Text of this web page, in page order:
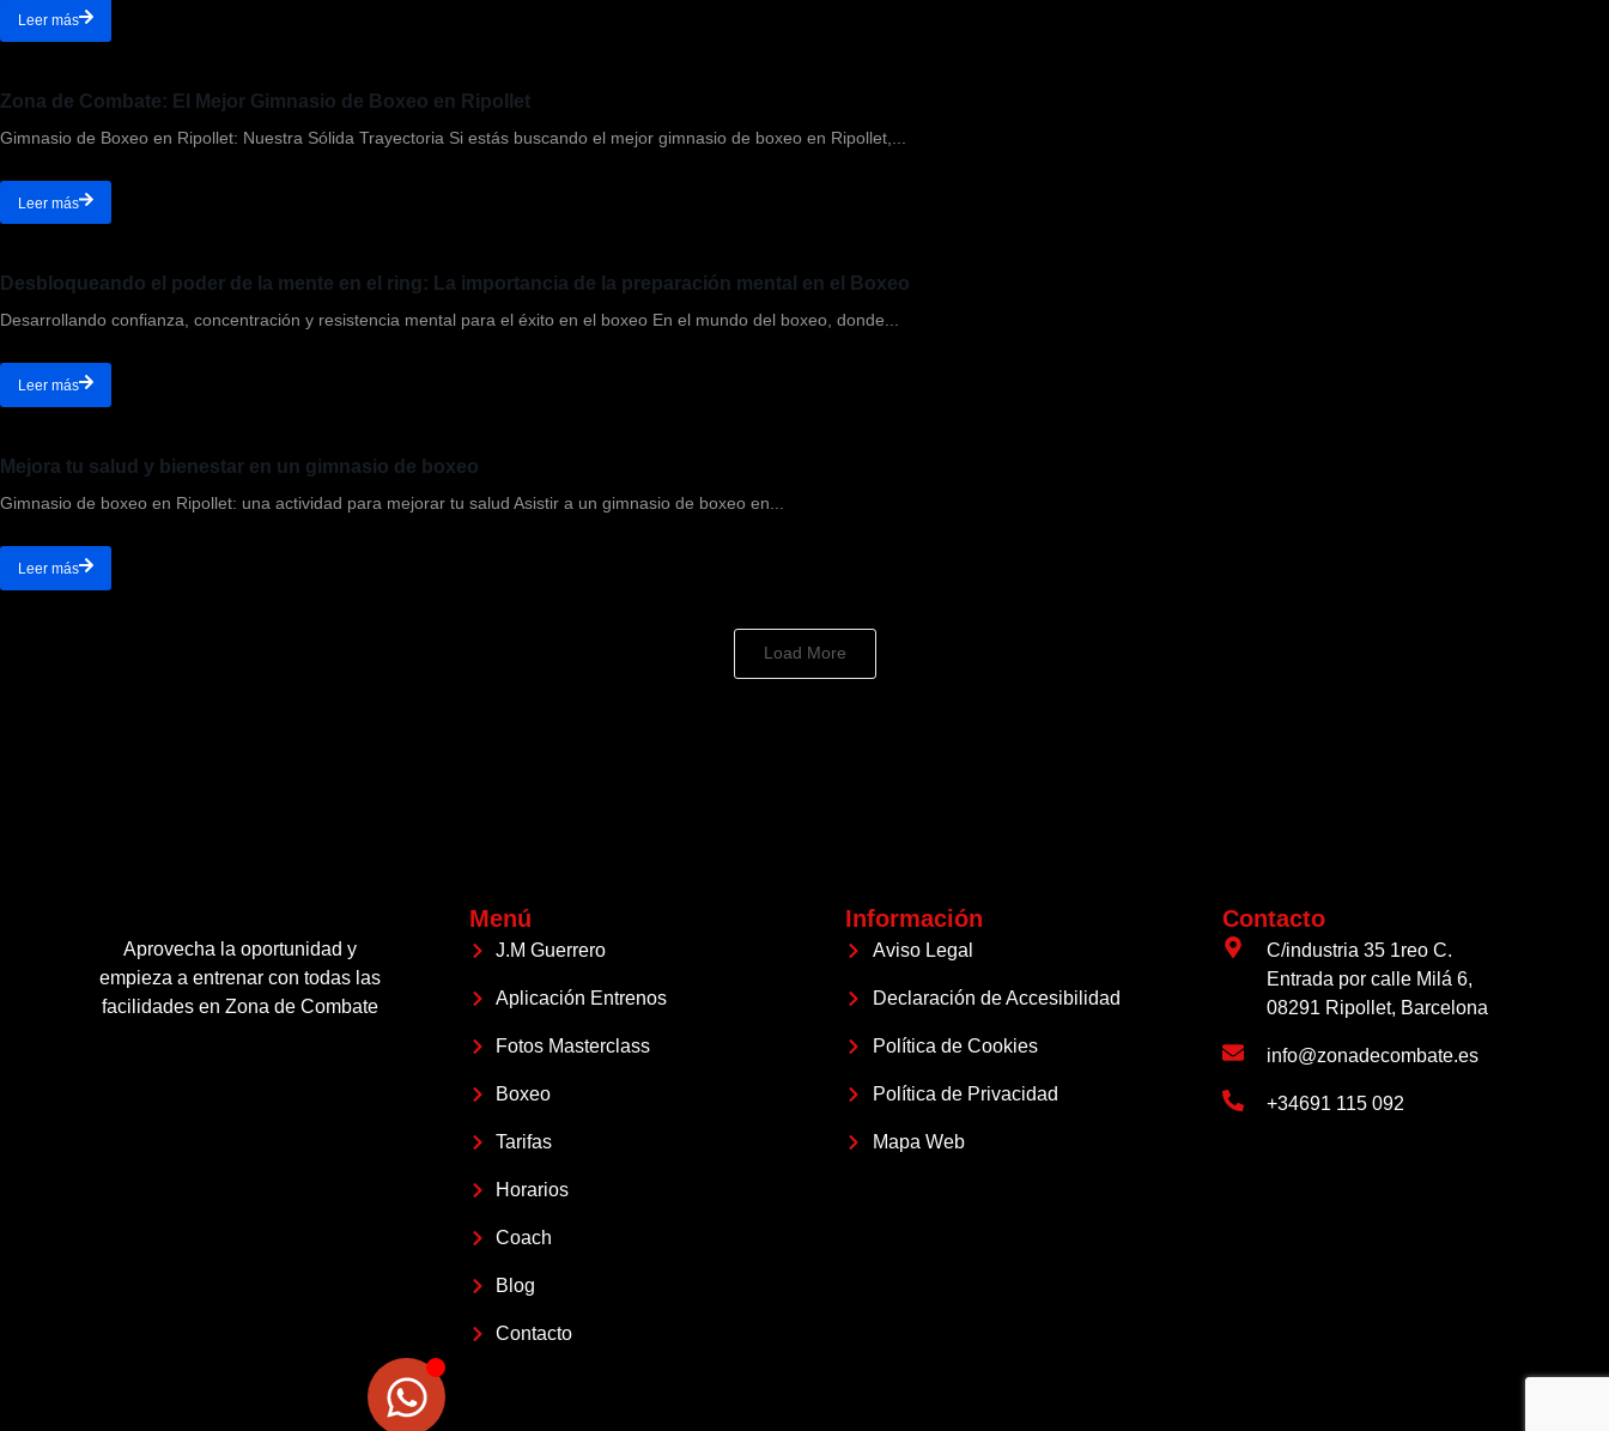
Leer más
Zona de Combate: El Mejor Gimnasio de Boxeo en Ripollet
Gimnasio de Boxeo en Ripollet: Nuestra Sólida Trayectoria Si estás buscando el mejor gimnasio de boxeo en Ripollet,...
Leer más
Desbloqueando el poder de la mente en el ring: La importancia de la preparación mental en el Boxeo
Desarrollando confianza, concentración y resistencia mental para el éxito en el boxeo En el mundo del boxeo, donde...
Leer más
Mejora tu salud y bienestar en un gimnasio de boxeo
Gimnasio de boxeo en Ripollet: una actividad para mejorar tu salud Asistir a un gimnasio de boxeo en...
Leer más
Load More
Aprovecha la oportunidad y
empieza a entrenar con todas las
facilidades en Zona de Combate
Menú
J.M Guerrero
Aplicación Entrenos
Fotos Masterclass
Boxeo
Tarifas
Horarios
Coach
Blog
Contacto
Información
Aviso Legal
Declaración de Accesibilidad
Política de Cookies
Política de Privacidad
Mapa Web
Contacto
C/industria 35 1reo C.
Entrada por calle Milá 6,
08291 Ripollet, Barcelona
info@zonadecombate.es
+34691 115 092